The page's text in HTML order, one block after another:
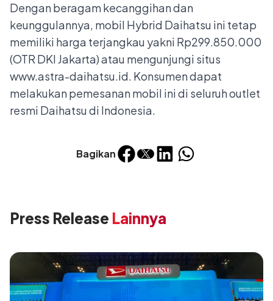
Bagikan
Dengan beragam kecanggihan dan
keunggulannya, mobil Hybrid Daihatsu ini tetap
memiliki harga terjangkau yakni Rp299.850.000
(OTR DKI Jakarta) atau mengunjungi situs
www.astra-daihatsu.id. Konsumen dapat
melakukan pemesanan mobil ini di seluruh outlet
resmi Daihatsu di Indonesia.
Press Release Lainnya